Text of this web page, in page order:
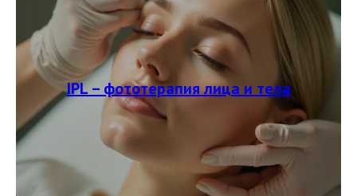
IPL – фототерапия лица и тела